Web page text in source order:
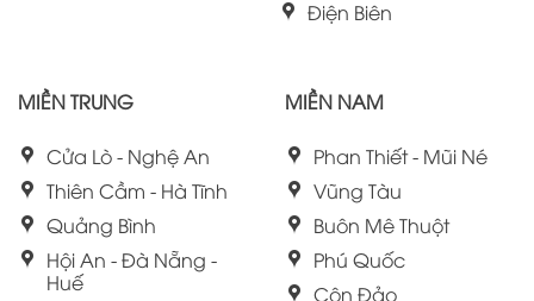
Điện Biên
MIỀN TRUNG
Cửa Lò - Nghệ An
Thiên Cầm - Hà Tĩnh
Quảng Bình
Hội An - Đà Nẵng -
Huế
MIỀN NAM
Phan Thiết - Mũi Né
Vũng Tàu
Buôn Mê Thuột
Phú Quốc
Côn Đảo